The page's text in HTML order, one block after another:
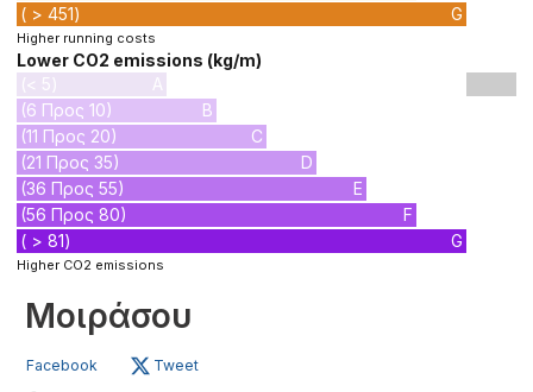
( > 451)
G
Higher running costs
Lower CO2 emissions (kg/m)
(< 5)
A
(6 Προς 10)
B
(11 Προς 20)
C
(21 Προς 35)
D
(36 Προς 55)
E
(56 Προς 80)
F
( > 81)
G
Higher CO2 emissions
Μοιράσου
Facebook Tweet